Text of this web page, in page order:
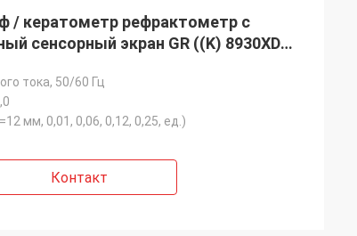
/ кератометр рефрактометр с
сенсорный экран GR ((K) 8930XD
тока, 50/60 Гц
мм, 0,01, 0,06, 0,12, 0,25, ед.)
Контакт